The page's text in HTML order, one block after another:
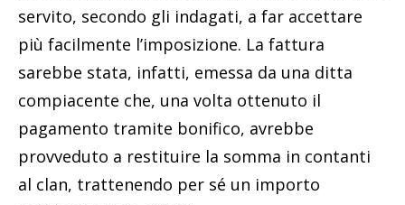
servito, secondo gli indagati, a far accettare
più facilmente l’imposizione. La fattura
sarebbe stata, infatti, emessa da una ditta
compiacente che, una volta ottenuto il
pagamento tramite bonifico, avrebbe
provveduto a restituire la somma in contanti
al clan, trattenendo per sé un importo